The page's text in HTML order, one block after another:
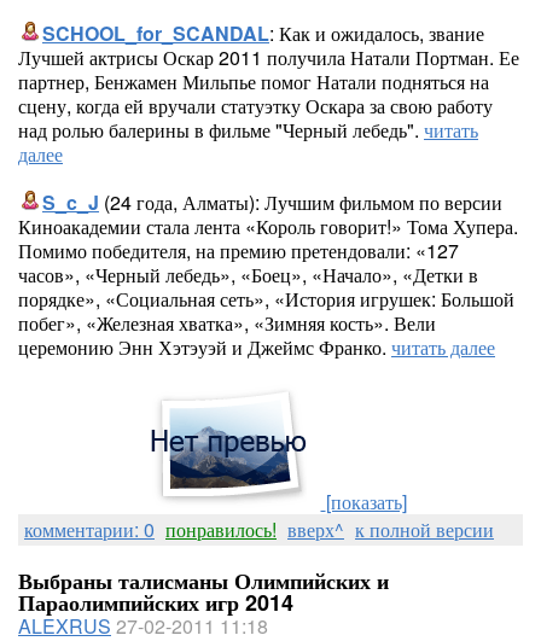
SCHOOL_for_SCANDAL: Как и ожидалось, звание
Лучшей актрисы Оскар 2011 получила Натали Портман. Ее
партнер, Бенжамен Мильпье помог Натали подняться на
сцену, когда ей вручали статуэтку Оскара за свою работу
над ролью балерины в фильме "Черный лебедь". читать
далее
S_c_J (24 года, Алматы): Лучшим фильмом по версии
Киноакадемии стала лента «Король говорит!» Тома Хупера.
Помимо победителя, на премию претендовали: «127
часов», «Черный лебедь», «Боец», «Начало», «Детки в
порядке», «Социальная сеть», «История игрушек: Большой
побег», «Железная хватка», «Зимняя кость». Вели
церемонию Энн Хэтэуэй и Джеймс Франко. читать далее
[показать]
комментарии: 0 понравилось! вверх^ к полной версии
Выбраны талисманы Олимпийских и
Параолимпийских игр 2014
ALEXRUS 27-02-2011 11:18